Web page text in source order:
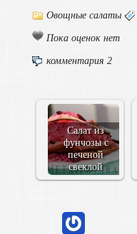
Овощные салаты
Пока оценок нет
комментария 2
Салат из
фунчозы с
печеной
свеклой